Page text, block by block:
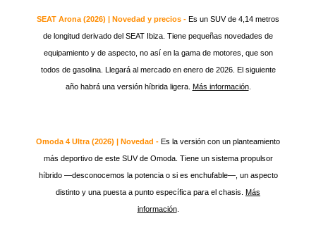
SEAT Arona (2026) | Novedad y precios - Es un SUV de 4,14 metros
de longitud derivado del SEAT Ibiza. Tiene pequeñas novedades de
equipamiento y de aspecto, no así en la gama de motores, que son
todos de gasolina. Llegará al mercado en enero de 2026. El siguiente
año habrá una versión híbrida ligera. Más información.
Omoda 4 Ultra (2026) | Novedad - Es la versión con un planteamiento
más deportivo de este SUV de Omoda. Tiene un sistema propulsor
híbrido —desconocemos la potencia o si es enchufable—, un aspecto
distinto y una puesta a punto específica para el chasis. Más
información.